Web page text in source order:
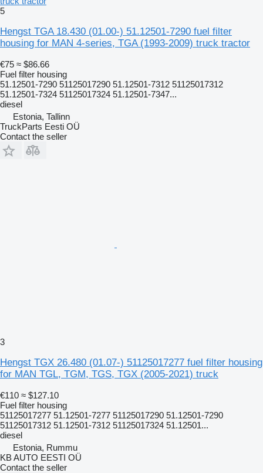
5
Hengst TGA 18.430 (01.00-) 51.12501-7290 fuel filter
housing for MAN 4-series, TGA (1993-2009) truck tractor
€75 ≈ $86.66
Fuel filter housing
51.12501-7290 51125017290 51.12501-7312 51125017312
51.12501-7324 51125017324 51.12501-7347...
diesel
Estonia, Tallinn
TruckParts Eesti OÜ
Contact the seller
3
Hengst TGX 26.480 (01.07-) 51125017277 fuel filter housing
for MAN TGL, TGM, TGS, TGX (2005-2021) truck
€110 ≈ $127.10
Fuel filter housing
51125017277 51.12501-7277 51125017290 51.12501-7290
51125017312 51.12501-7312 51125017324 51.12501...
diesel
Estonia, Rummu
KB AUTO EESTI OÜ
Contact the seller